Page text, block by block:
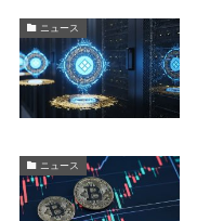
ニュース
ニュース